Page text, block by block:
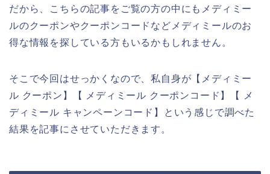
だから、こちらの記事をご覧の方の中にもメディミー
ルのクーポンやクーポンコードなどメディミールのお
得な情報を探している方もいるかもしれません。
そこで今回はせっかくなので、私自身が【メディミー
ル クーポン】【 メディミール クーポンコード】【 メ
ディミール キャンペーンコード】という感じで調べた
結果を記事にさせていただきます。